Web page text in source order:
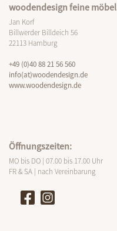
woodendesign feine möbel
Jan Korf
Billwerder Billdeich 56
22113 Hamburg
+49 (0)40 88 21 56 560
info(at)woodendesign.de
www.woodendesign.de
Öffnungszeiten:
MO bis DO | 07.00 bis 17.00 Uhr
FR & SA | nach Vereinbarung